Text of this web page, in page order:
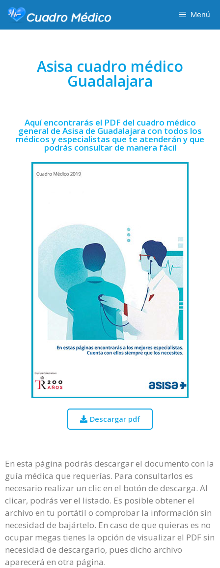
Menú
Asisa cuadro médico
Guadalajara
Aquí encontrarás el PDF del cuadro médico
general de Asisa de Guadalajara con todos los
médicos y especialistas que te atenderán y que
podrás consultar de manera fácil
Descargar pdf
En esta página podrás descargar el documento con la
guía médica que requerías. Para consultarlos es
necesario realizar un clic en el botón de descarga. Al
clicar, podrás ver el listado. Es posible obtener el
archivo en tu portátil o comprobar la información sin
necesidad de bajártelo. En caso de que quieras es no
ocupar megas tienes la opción de visualizar el PDF sin
necesidad de descargarlo, pues dicho archivo
aparecerá en otra página.